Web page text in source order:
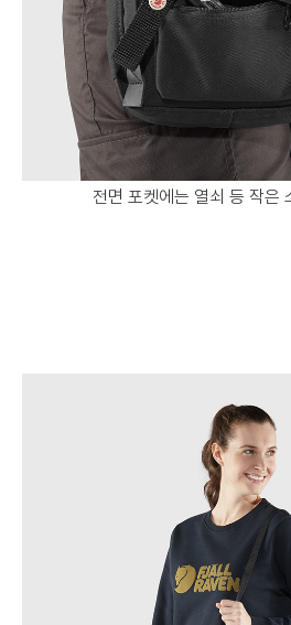
전면 포켓에는 열쇠 등 작은